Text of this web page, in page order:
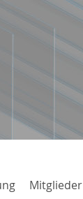
Mitglieder